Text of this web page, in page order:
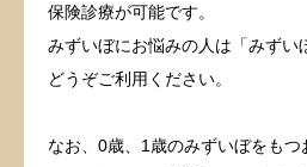
保険診療が可能です。
みずいぼにお悩みの人は「みずい
どうぞご利用ください。
なお、0歳、1歳のみずいぼをもつ